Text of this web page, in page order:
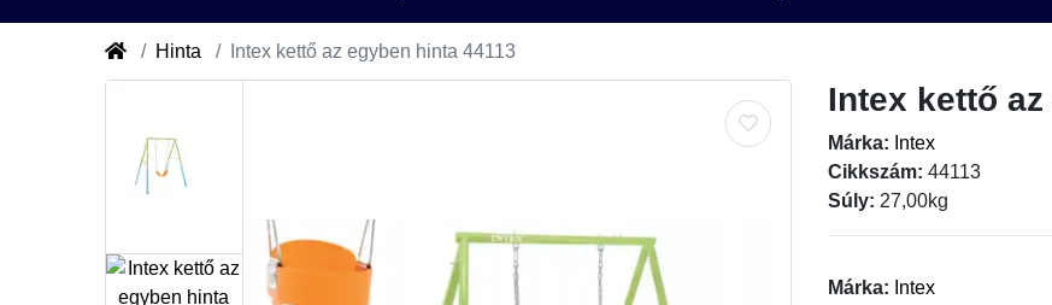
Hinta Intex kettő az egyben hinta 44113
Intex kettő
Márka: Intex
Cikkszám: 44113
Súly: 27,00kg
Márka: Intex